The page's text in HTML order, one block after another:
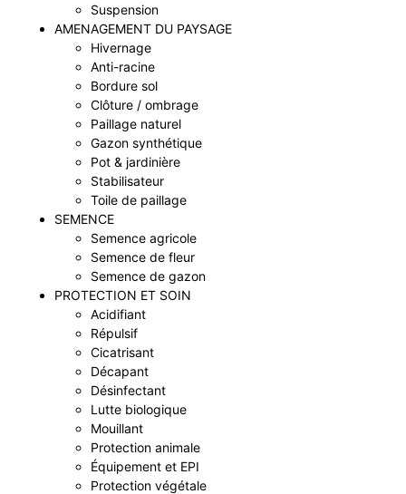
Suspension
AMENAGEMENT DU PAYSAGE
Hivernage
Anti-racine
Bordure sol
Clôture / ombrage
Paillage naturel
Gazon synthétique
Pot & jardinière
Stabilisateur
Toile de paillage
SEMENCE
Semence agricole
Semence de fleur
Semence de gazon
PROTECTION ET SOIN
Acidifiant
Répulsif
Cicatrisant
Décapant
Désinfectant
Lutte biologique
Mouillant
Protection animale
Équipement et EPI
Protection végétale